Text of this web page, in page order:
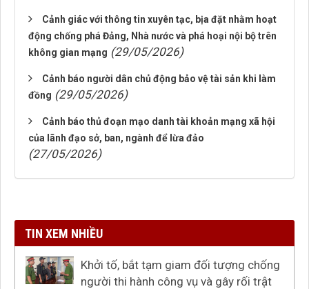
Cảnh giác với thông tin xuyên tạc, bịa đặt nhằm hoạt
động chống phá Đảng, Nhà nước và phá hoại nội bộ trên
không gian mạng (29/05/2026)
Cảnh báo người dân chủ động bảo vệ tài sản khi làm
đồng (29/05/2026)
Cảnh báo thủ đoạn mạo danh tài khoản mạng xã hội
của lãnh đạo sở, ban, ngành để lừa đảo
(27/05/2026)
TIN XEM NHIỀU
Khởi tố, bắt tạm giam đối tượng chống
người thi hành công vụ và gây rối trật